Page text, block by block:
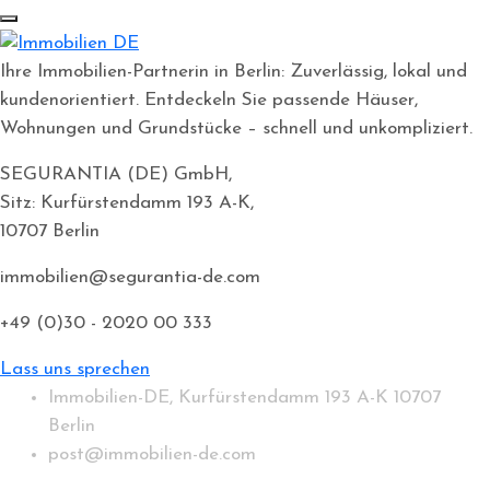
Ihre Immobilien-Partnerin in Berlin: Zuverlässig, lokal und
kundenorientiert. Entdeckeln Sie passende Häuser,
Wohnungen und Grundstücke – schnell und unkompliziert.
SEGURANTIA (DE) GmbH,
Sitz: Kurfürstendamm 193 A-K,
10707 Berlin
immobilien@segurantia-de.com
+49 (0)30 - 2020 00 333
Lass uns sprechen
Immobilien-DE, Kurfürstendamm 193 A-K 10707
Berlin
post@immobilien-de.com